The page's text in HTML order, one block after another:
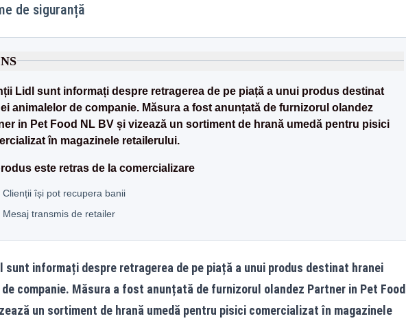
de siguranță
Lidl sunt informați despre retragerea de pe piață a unui produs destinat
animalelor de companie. Măsura a fost anunțată de furnizorul olandez
in Pet Food NL BV și vizează un sortiment de hrană umedă pentru pisici
în magazinele retailerului.
este retras de la comercializare
Clienții își pot recupera banii
Mesaj transmis de retailer
sunt informați despre retragerea de pe piață a unui produs destinat hranei
companie. Măsura a fost anunțată de furnizorul olandez Partner in Pet Food
un sortiment de hrană umedă pentru pisici comercializat în magazinele